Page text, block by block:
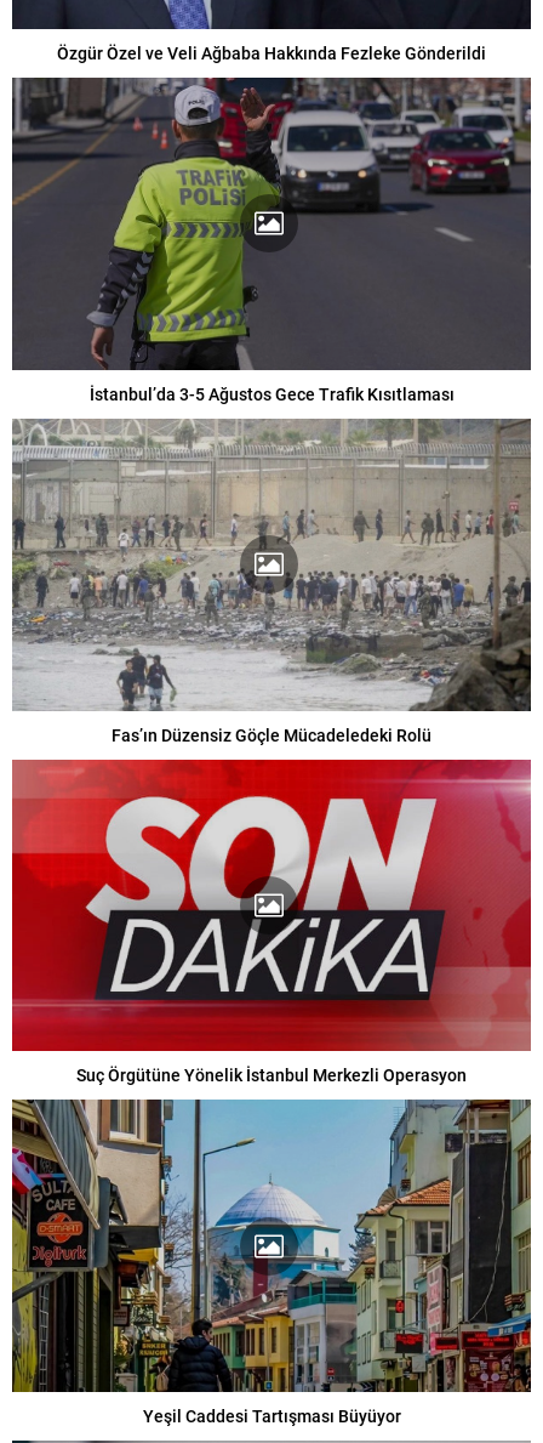
Özgür Özel ve Veli Ağbaba Hakkında Fezleke Gönderildi
İstanbul’da 3-5 Ağustos Gece Trafik Kısıtlaması
Fas’ın Düzensiz Göçle Mücadeledeki Rolü
Suç Örgütüne Yönelik İstanbul Merkezli Operasyon
Yeşil Caddesi Tartışması Büyüyor